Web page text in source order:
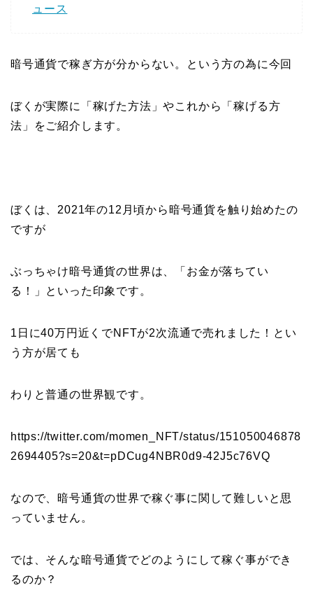
ュース
暗号通貨で稼ぎ方が分からない。という方の為に今回
ぼくが実際に「稼げた方法」やこれから「稼げる方
法」をご紹介します。
ぼくは、2021年の12月頃から暗号通貨を触り始めたの
ですが
ぶっちゃけ暗号通貨の世界は、「お金が落ちてい
る！」といった印象です。
1日に40万円近くでNFTが2次流通で売れました！とい
う方が居ても
わりと普通の世界観です。
https://twitter.com/momen_NFT/status/151050046878
2694405?s=20&t=pDCug4NBR0d9-42J5c76VQ
なので、暗号通貨の世界で稼ぐ事に関して難しいと思
っていません。
では、そんな暗号通貨でどのようにして稼ぐ事ができ
るのか？